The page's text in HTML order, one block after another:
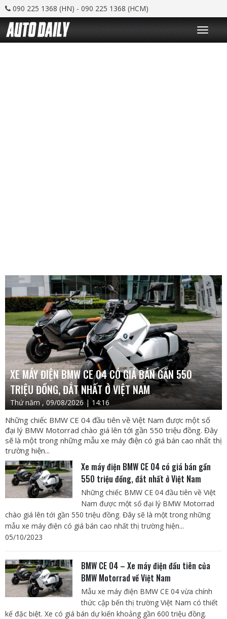
090 225 1368 (HN) - 090 225 1368 (HCM)
T
o
g
XE MÁY ĐIỆN BMW CE 04 CÓ GIÁ BÁN GẦN 550
TRIỆU ĐỒNG, ĐẮT NHẤT Ở VIỆT NAM
Thứ năm , 09/08/2026 | 14:16
Những chiếc BMW CE 04 đầu tiên về Việt Nam được một số
đại lý BMW Motorrad chào giá lên tới gần 550 triệu đồng. Đây
sẽ là một trong những mẫu xe máy điện có giá bán cao nhất thị
trường hiện...
Xe máy điện BMW CE 04 có giá bán gần
550 triệu đồng, đắt nhất ở Việt Nam
Những chiếc BMW CE 04 đầu tiên về Việt
Nam được một số đại lý BMW Motorrad
chào giá lên tới gần 550 triệu đồng. Đây sẽ là một trong những
mẫu xe máy điện có giá bán cao nhất thị trường hiện...
05/10/2023
BMW CE 04 – Xe máy điện đầu tiên của
BMW Motorrad về Việt Nam
Mẫu xe máy điện BMW CE 04 vừa chính
thức cập bến thị trường Việt Nam có thiết
kế đặc biệt. Xe có giá bán dự kiến khoảng gần 600 triệu đồng.